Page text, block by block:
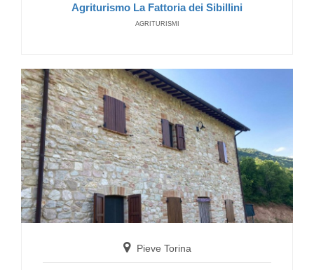
Agriturismo La Fattoria dei Sibillini
AGRITURISMI
Pieve Torina